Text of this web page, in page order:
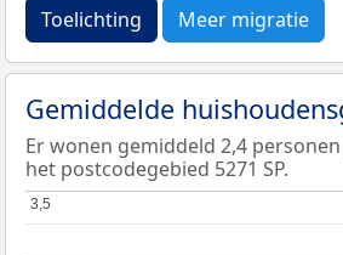
Toelichting Meer migratie
Gemiddelde
Er wonen gemiddeld 2,4
het postcodegebied 5271 SP.
3,5
3,5